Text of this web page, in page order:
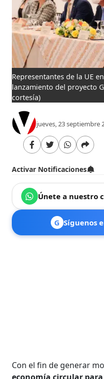
Representantes de la UE
lanzamiento del proyecto
cortesía)
jueves, 23 septiembre
Activar Notificaciones
Únete a nuestro
G Síguenos
Con el fin de generar